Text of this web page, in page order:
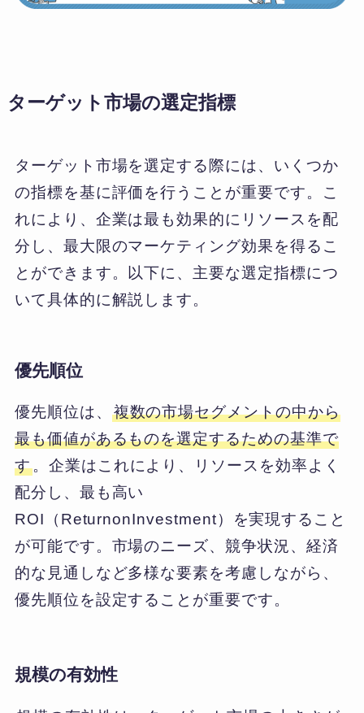
ターゲット市場の選定指標
ターゲット市場を選定する際には、いくつか
の指標を基に評価を行うことが重要です。こ
れにより、企業は最も効果的にリソースを配
分し、最大限のマーケティング効果を得るこ
とができます。以下に、主要な選定指標につ
いて具体的に解説します。
優先順位
優先順位は、 複数の市場セグメントの中から
最も価値があるものを選定するための基準で
す。企業はこれにより、リソースを効率よく
配分し、最も高い
ROI（ReturnonInvestment）を実現すること
が可能です。市場のニーズ、競争状況、経済
的な見通しなど多様な要素を考慮しながら、
優先順位を設定することが重要です。
規模の有効性